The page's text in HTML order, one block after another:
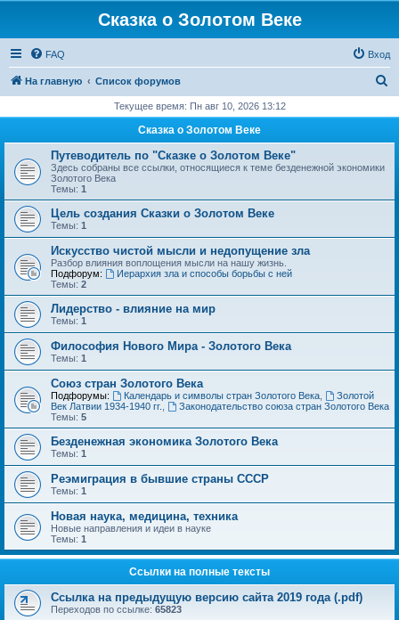
Сказка о Золотом Веке
FAQ Вход
На главную Список форумов
с
Текущее время: Пн авг 10, 2026 13:12
Сказка о Золотом Веке
Путеводитель по "Сказке о Золотом Веке"
Здесь собраны все ссылки, относящиеся к теме безденежной экономики
Золотого Века
Темы: 1
Цель создания Сказки о Золотом Веке
Темы: 1
Искусство чистой мысли и недопущение зла
Разбор влияния воплощения мысли на нашу жизнь.
Подфорум:
Иерархия зла и способы борьбы с ней
Темы: 2
Лидерство - влияние на мир
Темы: 1
Философия Нового Мира - Золотого Века
Темы: 1
Cоюз стран Золотого Века
Подфорумы: Календарь и символы стран Золотого Века,
Золотой
Век Латвии 1934-1940 гг.
Законодательство союза стран Золотого Века
Темы: 5
Безденежная экономика Золотого Века
Темы: 1
Реэмиграция в бывшие страны СССР
Темы: 1
Новая наука, медицина, техника
Новые направления и идеи в науке
Темы: 1
Ссылки на полные тексты
Ссылка на предыдущую версию сайта 2019 года (.pdf)
Переходов по ссылке: 65823